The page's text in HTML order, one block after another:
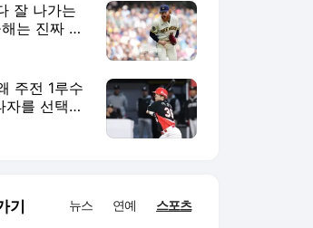
잘 나가는
는 진짜 우
트레이
주전 1루수
자를 선택했
그림 있으
기 뉴스 연예 스포츠